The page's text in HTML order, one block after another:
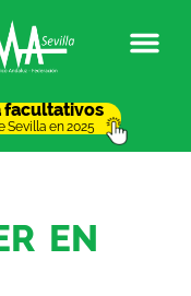
facultativos
Sevilla en 2025
EN